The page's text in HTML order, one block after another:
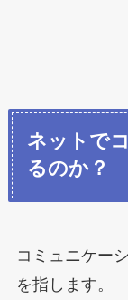
ネットで
るのか？
コミュニケー
を指します。